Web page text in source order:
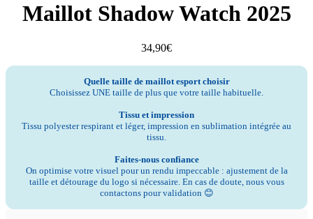
Maillot Shadow Watch 2025
34,90€
Quelle taille de maillot esport choisir
Choisissez UNE taille de plus que votre taille habituelle.
Tissu et impression
Tissu polyester respirant et léger, impression en sublimation intégrée au
tissu.
Faites-nous confiance
On optimise votre visuel pour un rendu impeccable : ajustement de la
taille et détourage du logo si nécessaire. En cas de doute, nous vous
contactons pour validation 😊